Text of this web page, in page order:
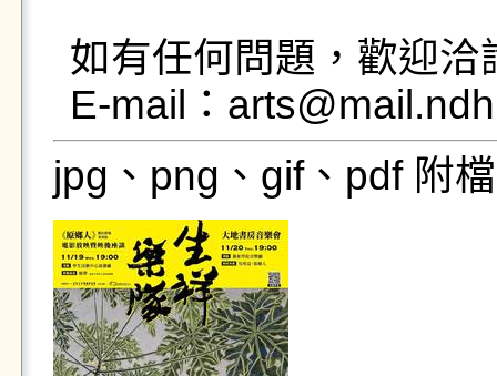
如有任何問題，歡迎
E-mail：
jpg、png、gif、pdf 附